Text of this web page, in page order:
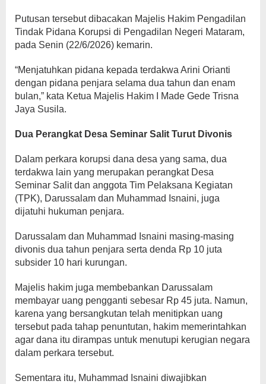
Putusan tersebut dibacakan Majelis Hakim Pengadilan
Tindak Pidana Korupsi di Pengadilan Negeri Mataram,
pada Senin (22/6/2026) kemarin.
“Menjatuhkan pidana kepada terdakwa Arini Orianti
dengan pidana penjara selama dua tahun dan enam
bulan,” kata Ketua Majelis Hakim I Made Gede Trisna
Jaya Susila.
Dua Perangkat Desa Seminar Salit Turut Divonis
Dalam perkara korupsi dana desa yang sama, dua
terdakwa lain yang merupakan perangkat Desa
Seminar Salit dan anggota Tim Pelaksana Kegiatan
(TPK), Darussalam dan Muhammad Isnaini, juga
dijatuhi hukuman penjara.
Darussalam dan Muhammad Isnaini masing-masing
divonis dua tahun penjara serta denda Rp 10 juta
subsider 10 hari kurungan.
Majelis hakim juga membebankan Darussalam
membayar uang pengganti sebesar Rp 45 juta. Namun,
karena yang bersangkutan telah menitipkan uang
tersebut pada tahap penuntutan, hakim memerintahkan
agar dana itu dirampas untuk menutupi kerugian negara
dalam perkara tersebut.
Sementara itu, Muhammad Isnaini diwajibkan